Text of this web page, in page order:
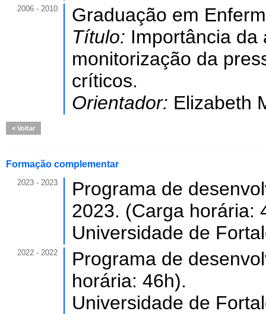
2006 - 2010
Graduação em
Título: Importância da
monitorização da
críticos.
Orientador: Elizabeth
Voltar
Formação complementar
2023 - 2023
Programa de
2023. (Carga horária:
Universidade de
2022 - 2022
Programa de
horária: 46h).
Universidade de